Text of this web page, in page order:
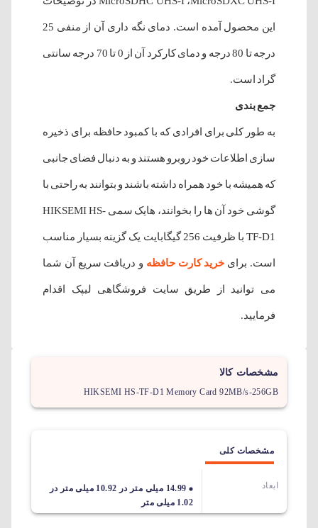
این محصول آمده است. دمای نگه داری آن از منفی 25
درجه تا 80 درجه و دمای کارکرد آن از 0 تا 70 درجه سانتی
گراد است.
جمع بندی
به طور کلی برای افرادی که با کمبود حافظه برای ذخیره
سازی اطلاعات خود روبرو هستند و به دنبال فضای جانبی
که همیشه با خود همراه داشته باشند و بتوانند به راحتی با
گوشی خود آن ها را بخوانند، هایک سمی HIKSEMI HS-
TF-D1 با ظرفیت 256 گیگابایت یک گزینه بسیار مناسب
است. برای خرید کارت حافظه و دریافت سریع آن شما
می توانید از طریق سایت فروشگاهی لیپک اقدام
فرمایید.
مشخصات کالا
HIKSEMI HS-TF-D1 Memory Card 92MB/s-256GB
مشخصات کلی
ابعاد
14.99 میلی متر در 10.92 میلی متر در
1.02 میلی متر